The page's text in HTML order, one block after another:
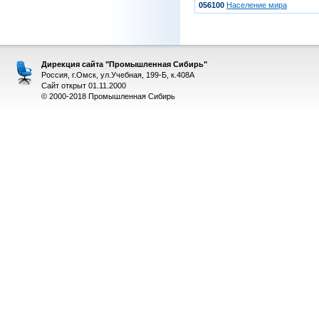
056100 Население мира
Дирекция сайта "Промышленная Сибирь"
Россия, г.Омск, ул.Учебная, 199-Б, к.408А
Сайт открыт 01.11.2000
© 2000-2018 Промышленная Сибирь